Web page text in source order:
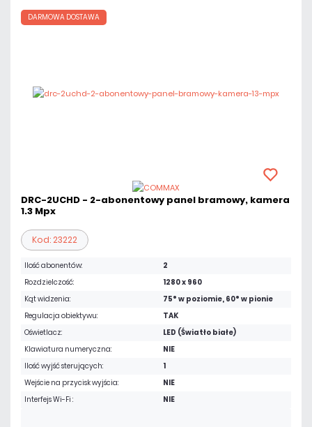
DARMOWA DOSTAWA
DRC-2UCHD - 2-abonentowy panel bramowy, kamera
1.3 Mpx
Kod: 23222
Ilość abonentów:
2
Rozdzielczość:
1280 x 960
Kąt widzenia:
75° w poziomie, 60° w pionie
Regulacja obiektywu:
TAK
Oświetlacz:
LED (Światło białe)
Klawiatura numeryczna:
NIE
Ilość wyjść sterujących:
1
Wejście na przycisk wyjścia:
NIE
Interfejs Wi-Fi :
NIE